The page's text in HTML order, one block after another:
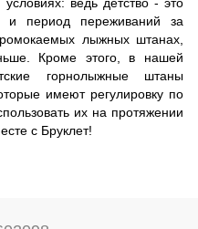
и период переживаний за
лыжных штанах,
Кроме этого, в нашей
горнолыжные штаны
имеют регулировку по
их на протяжении
с Бруклет!